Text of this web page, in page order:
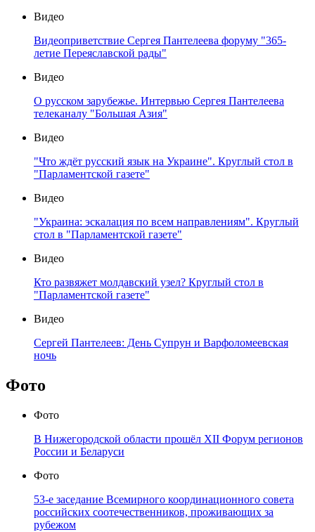
Видео
Видеоприветствие Сергея Пантелеева форуму "365-
летие Переяславской рады"
Видео
О русском зарубежье. Интервью Сергея Пантелеева
телеканалу "Большая Азия"
Видео
"Что ждёт русский язык на Украине". Круглый стол в
"Парламентской газете"
Видео
"Украина: эскалация по всем направлениям". Круглый
стол в "Парламентской газете"
Видео
Кто развяжет молдавский узел? Круглый стол в
"Парламентской газете"
Видео
Сергей Пантелеев: День Супрун и Варфоломеевская
ночь
Фото
Фото
В Нижегородской области прошёл XII Форум регионов
России и Беларуси
Фото
53-е заседание Всемирного координационного совета
российских соотечественников, проживающих за
рубежом